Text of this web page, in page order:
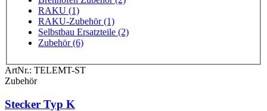
RAKU (1)
RAKU-Zubehör (1)
Selbstbau Ersatzteile (2)
Zubehör (6)
ArtNr.: TELEMT-ST
Zubehör
Stecker Typ K